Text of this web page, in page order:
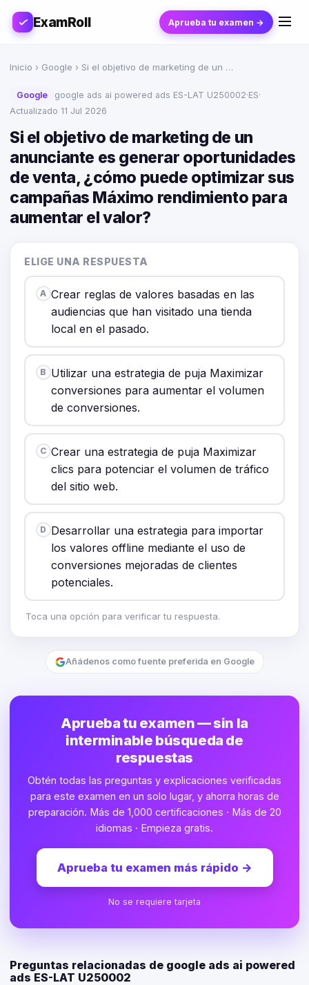
ExamRoll Aprueba tu examen →
Inicio › Google › Si el objetivo de marketing de un …
Google google ads ai powered ads ES-LAT U250002·ES·
Actualizado 11 Jul 2026
Si el objetivo de marketing de un
anunciante es generar oportunidades
de venta, ¿cómo puede optimizar sus
campañas Máximo rendimiento para
aumentar el valor?
ELIGE UNA RESPUESTA
A Crear reglas de valores basadas en las
audiencias que han visitado una tienda
local en el pasado.
B Utilizar una estrategia de puja Maximizar
conversiones para aumentar el volumen
de conversiones.
C Crear una estrategia de puja Maximizar
clics para potenciar el volumen de tráfico
del sitio web.
D Desarrollar una estrategia para importar
los valores offline mediante el uso de
conversiones mejoradas de clientes
potenciales.
Toca una opción para verificar tu respuesta.
Añádenos como fuente preferida en Google
Aprueba tu examen — sin la
interminable búsqueda de
respuestas
Obtén todas las preguntas y explicaciones verificadas
para este examen en un solo lugar, y ahorra horas de
preparación. Más de 1,000 certificaciones · Más de 20
idiomas · Empieza gratis.
Aprueba tu examen más rápido →
No se requiere tarjeta
Preguntas relacionadas de google ads ai powered
ads ES-LAT U250002